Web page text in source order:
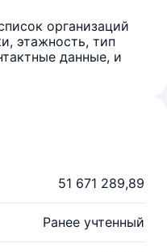
организаций
этажность, тип
данные, и
51 671 289,89
Ранее учтенный